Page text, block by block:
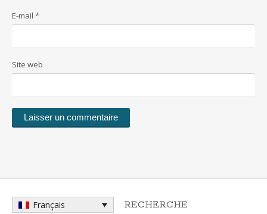
E-mail *
Site web
Français RECHERCHE